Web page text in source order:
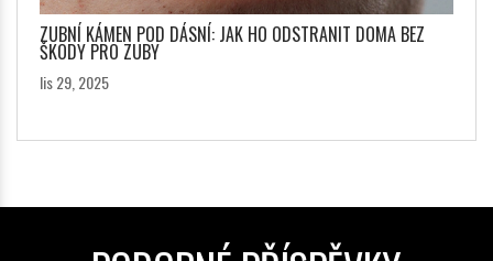
ZUBNÍ KÁMEN POD DÁSNÍ: JAK HO ODSTRANIT DOMA BEZ
ŠKODY PRO ZUBY
lis 29, 2025